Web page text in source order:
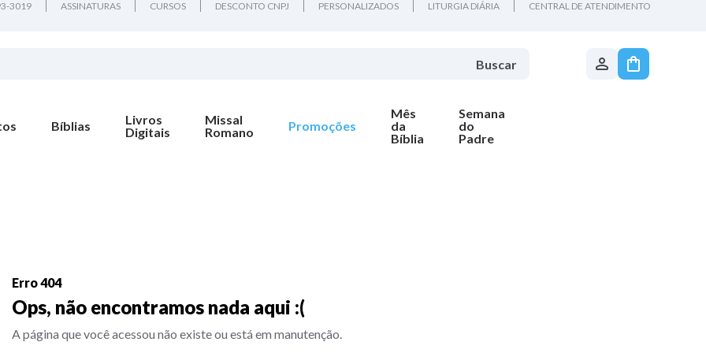
3019 ASSINATURAS CURSOS DESCONTO CNPJ PERSONALIZADOS LITURGIA DIÁRIA CENTRAL DE ATENDIMENTO
Buscar
Bíblias
Livros
Digitais
Missal
Romano
Promoções
Mês
da
Bíblia
Semana
do
Padre
Erro 404
Ops, não encontramos nada aqui :(
A página que você acessou não existe ou está em manutenção.